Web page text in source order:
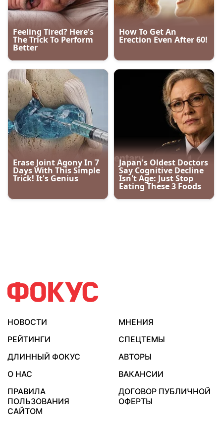
НОВОСТИ
МНЕНИЯ
РЕЙТИНГИ
СПЕЦТЕМЫ
ДЛИННЫЙ ФОКУС
АВТОРЫ
О НАС
ВАКАНСИИ
ПРАВИЛА
ПОЛЬЗОВАНИЯ
САЙТОМ
ДОГОВОР ПУБЛИЧНОЙ
ОФЕРТЫ